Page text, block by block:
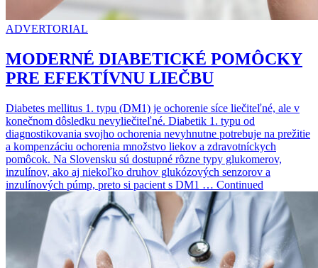
ADVERTORIAL
MODERNÉ DIABETICKÉ POMÔCKY
PRE EFEKTÍVNU LIEČBU
Diabetes mellitus 1. typu (DM1) je ochorenie síce liečiteľné, ale v
konečnom dôsledku nevyliečiteľné. Diabetik 1. typu od
diagnostikovania svojho ochorenia nevyhnutne potrebuje na prežitie
a kompenzáciu ochorenia množstvo liekov a zdravotníckych
pomôcok. Na Slovensku sú dostupné rôzne typy glukomerov,
inzulínov, ako aj niekoľko druhov glukózových senzorov a
inzulínových púmp, preto si pacient s DM1 … Continued